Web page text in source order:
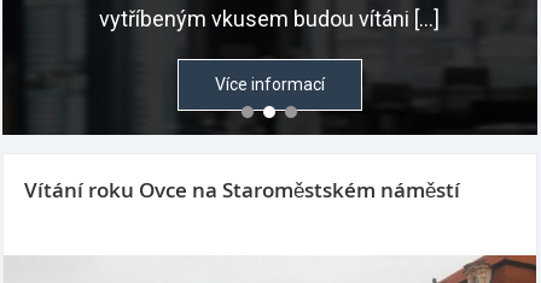
vytříbeným vkusem budou vítáni […]
Více informací
Vítání roku Ovce na Staroměstském náměstí